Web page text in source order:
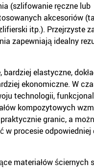
(szlifowanie ręczne lub
akcesoriów
itp.). Przejrzyste
zapewniają idealny
bardziej elastyczne,
ekonomiczne. W
technologii,
kompozytowych
granic, a
w procesie odpowiedniej
materiałów ściernych